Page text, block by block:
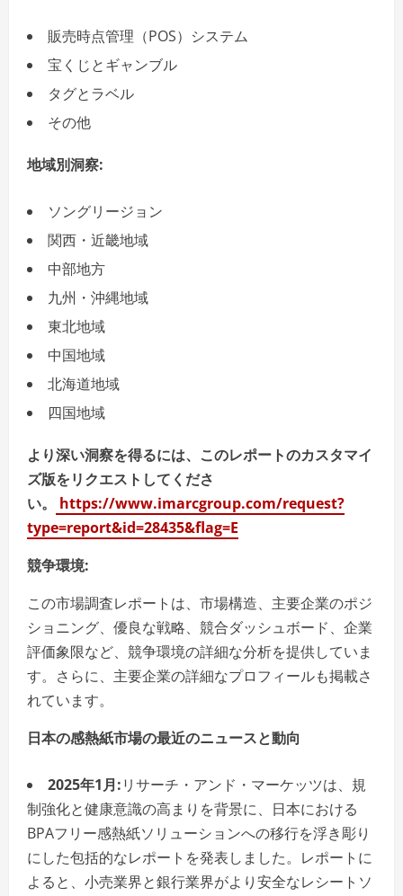
販売時点管理（POS）システム
宝くじとギャンブル
タグとラベル
その他
地域別洞察:
ソングリージョン
関西・近畿地域
中部地方
九州・沖縄地域
東北地域
中国地域
北海道地域
四国地域
より深い洞察を得るには、このレポートのカスタマイ
ズ版をリクエストしてくださ
い。
https://www.imarcgroup.com/request?
type=report&id=28435&flag=E
競争環境:
この市場調査レポートは、市場構造、主要企業のポジ
ショニング、優良な戦略、競合ダッシュボード、企業
評価象限など、競争環境の詳細な分析を提供していま
す。さらに、主要企業の詳細なプロフィールも掲載さ
れています。
日本の感熱紙市場の最近のニュースと動向
2025年1月:リサーチ・アンド・マーケッツは、規
制強化と健康意識の高まりを背景に、日本における
BPAフリー感熱紙ソリューションへの移行を浮き彫り
にした包括的なレポートを発表しました。レポートに
よると、小売業界と銀行業界がより安全なレシートソ